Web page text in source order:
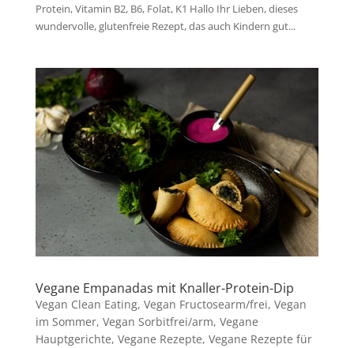
Protein, Vitamin B2, B6, Folat, K1 Hallo Ihr Lieben, dieses
wundervolle, glutenfreie Rezept, das auch Kindern gut...
Vegane Empanadas mit Knaller-Protein-Dip
Vegan Clean Eating, Vegan Fructosearm/frei, Vegan
im Sommer, Vegan Sorbitfrei/arm, Vegane
Hauptgerichte, Vegane Rezepte, Vegane Rezepte für